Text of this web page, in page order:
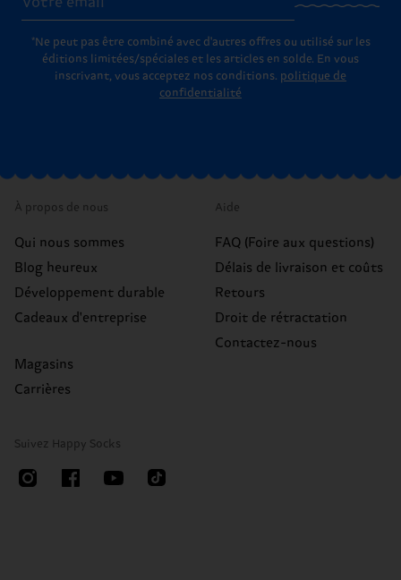
*Ne peut pas être combiné avec d'autres offres ou utilisé sur les
éditions limitées/spéciales et les articles en solde. En vous
inscrivant, vous acceptez nos conditions. politique de
confidentialité
À propos de nous
Qui nous sommes
Blog heureux
Développement durable
Cadeaux d'entreprise
Magasins
Carrières
Aide
FAQ (Foire aux questions)
Délais de livraison et coûts
Retours
Droit de rétractation
Contactez-nous
Suivez Happy Socks